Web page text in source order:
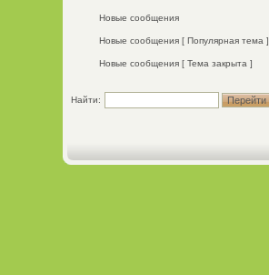
Новые сообщения
Новые сообщения [ Популярная тема ]
Новые сообщения [ Тема закрыта ]
Найти: